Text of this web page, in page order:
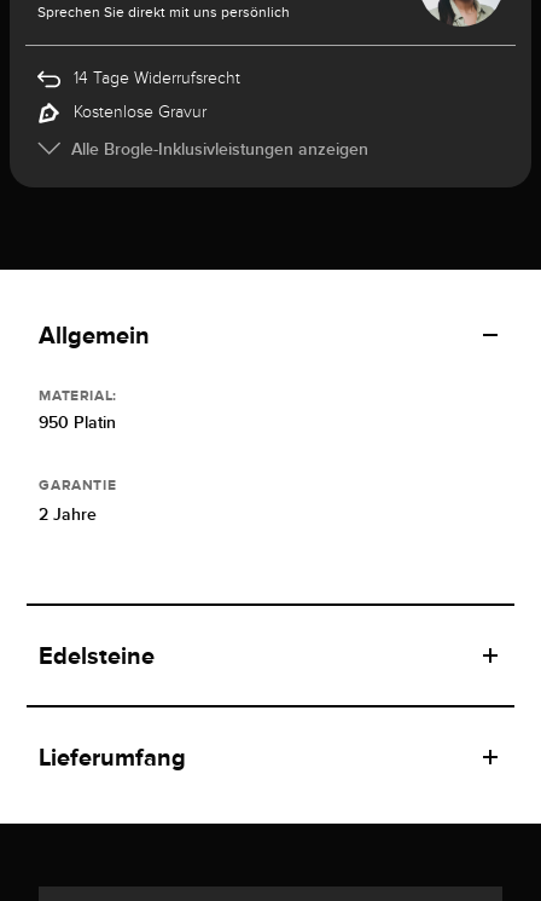
Sprechen Sie direkt mit uns persönlich
14 Tage Widerrufsrecht
Kostenlose Gravur
Alle Brogle-Inklusivleistungen anzeigen
Allgemein
MATERIAL:
950 Platin
GARANTIE
2 Jahre
Edelsteine
Lieferumfang